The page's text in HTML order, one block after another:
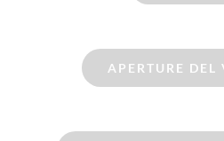
APERTURE DEL